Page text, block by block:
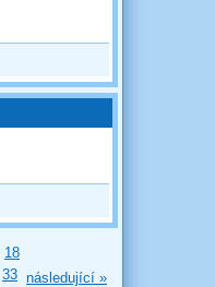
18
33 následující »